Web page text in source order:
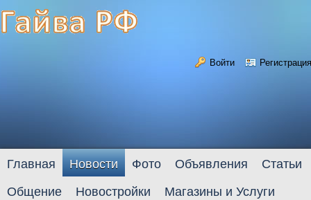
Войти Регистрация
Главная Новости Фото Объявления
Статьи
Общение
Новостройки Магазины и Услуги